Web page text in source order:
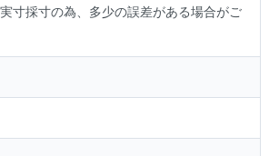
寸採寸の為、多少の誤差がある場合がご